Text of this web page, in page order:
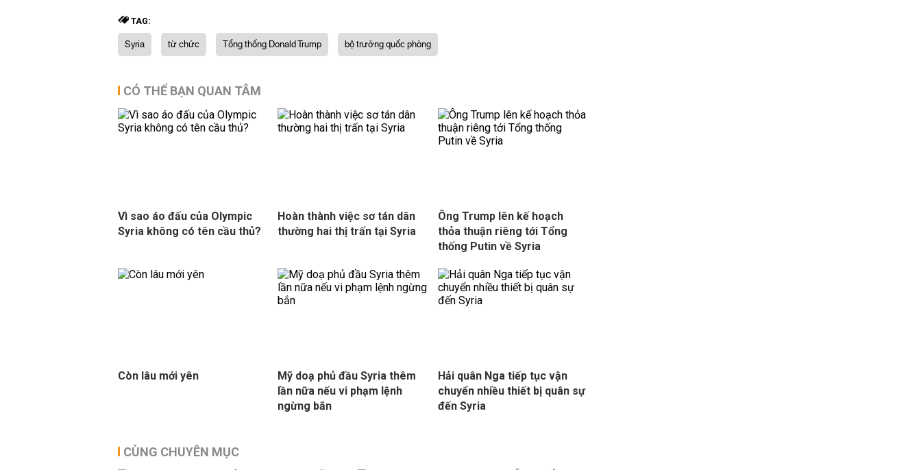
TAG:
Syria từ chức Tổng thống Donald Trump bộ trưởng quốc phòng
CÓ THỂ BẠN QUAN TÂM
Vì sao áo đấu của Olympic
Syria không có tên cầu thủ?
Hoàn thành việc sơ tán dân
thường hai thị trấn tại Syria
Ông Trump lên kế hoạch
thỏa thuận riêng tới Tổng
thống Putin về Syria
Còn lâu mới yên
Mỹ doạ phủ đầu Syria thêm
lần nữa nếu vi phạm lệnh
ngừng bắn
Hải quân Nga tiếp tục vận
chuyển nhiều thiết bị quân sự
đến Syria
CÙNG CHUYÊN MỤC